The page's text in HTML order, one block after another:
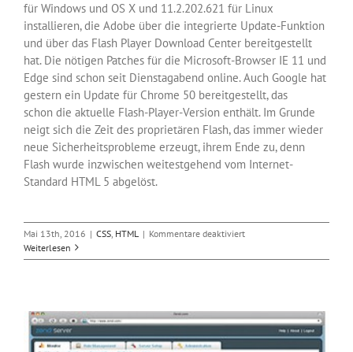
für Windows und OS X und 11.2.202.621 für Linux
installieren, die Adobe über die integrierte Update-Funktion
und über das Flash Player Download Center bereitgestellt
hat. Die nötigen Patches für die Microsoft-Browser IE 11 und
Edge sind schon seit Dienstagabend online. Auch Google hat
gestern ein Update für Chrome 50 bereitgestellt, das
schon die aktuelle Flash-Player-Version enthält. Im Grunde
neigt sich die Zeit des proprietären Flash, das immer wieder
neue Sicherheitsprobleme erzeugt, ihrem Ende zu, denn
Flash wurde inzwischen weitestgehend vom Internet-
Standard HTML 5 abgelöst.
Mai 13th, 2016 | CSS HTML | Kommentare deaktiviertfür
patcht
Weiterlesen